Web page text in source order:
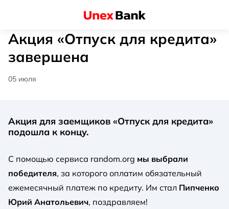
Акция «Отпуск для кредита»
завершена
05 июля
Акция для заемщиков «Отпуск для кредита»
подошла к концу.
С помощью сервиса random.org мы выбрали
победителя, за которого оплатим обязательный
ежемесячный платеж по кредиту. Им стал Пипченко
Юрий Анатольевич, поздравляем!